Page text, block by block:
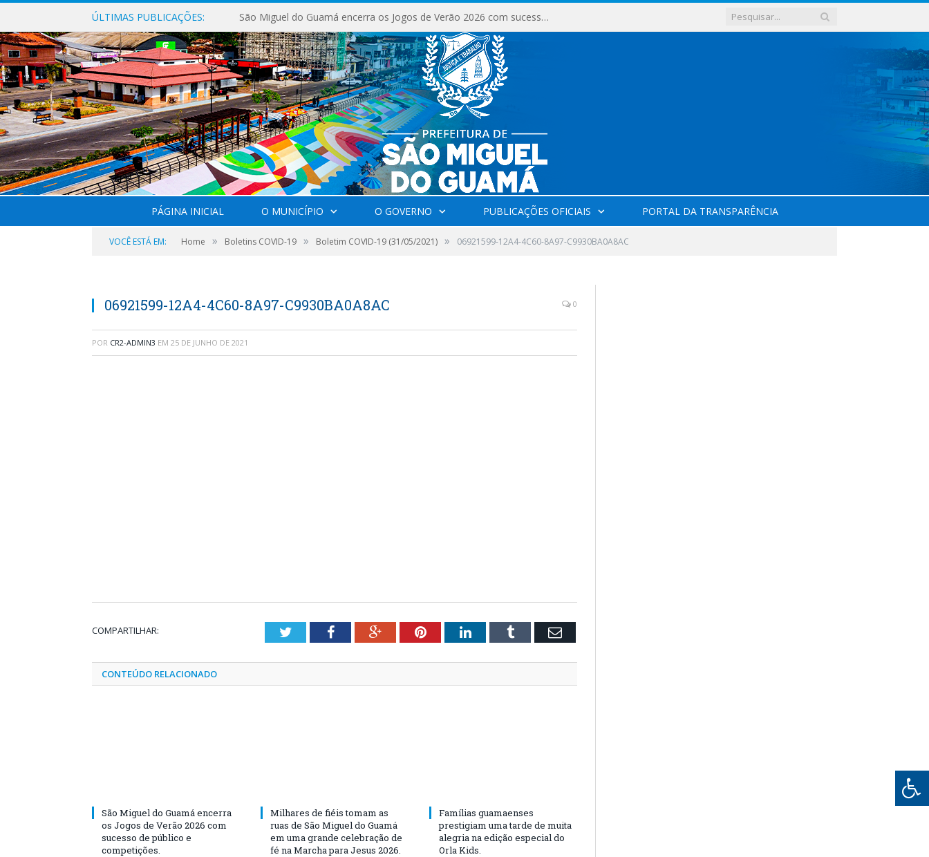
ÚLTIMAS PUBLICAÇÕES: São Miguel do Guamá encerra os Jogos de Verão 2026 com sucesso de público e competições.
PÁGINA INICIAL O MUNICÍPIO O GOVERNO PUBLICAÇÕES OFICIAIS PORTAL DA TRANSPARÊNCIA
VOCÊ ESTÁ EM: Home » Boletins COVID-19 » Boletim COVID-19 (31/05/2021) » 06921599-12A4-4C60-8A97-C9930BA0A8AC
06921599-12A4-4C60-8A97-C9930BA0A8AC 0
POR CR2-ADMIN3 EM 25 DE JUNHO DE 2021
COMPARTILHAR: TwitterFacebookGoogle+PinterestLinkedInTumblr Email
CONTEÚDO RELACIONADO
São Miguel do Guamá encerra
os Jogos de Verão 2026 com
sucesso de público e
competições.
Milhares de fiéis tomam as
ruas de São Miguel do Guamá
em uma grande celebração de
fé na Marcha para Jesus 2026.
Famílias guamaenses
prestigiam uma tarde de muita
alegria na edição especial do
Orla Kids.